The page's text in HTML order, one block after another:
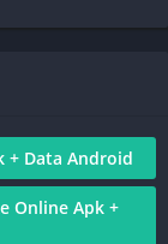
+ Data Android
Online Apk +